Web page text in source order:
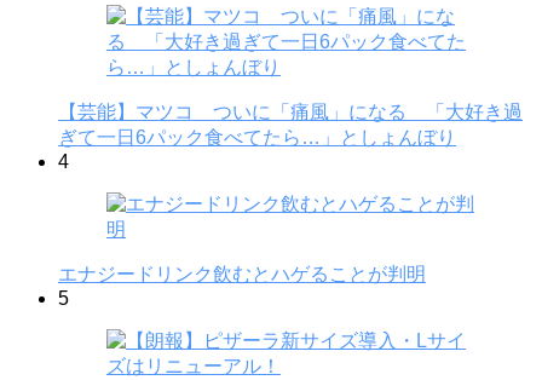
【芸能】マツコ ついに「痛風」になる 「大好き過
ぎて一日6パック食べてたら…」としょんぼり
4
エナジードリンク飲むとハゲることが判明
5